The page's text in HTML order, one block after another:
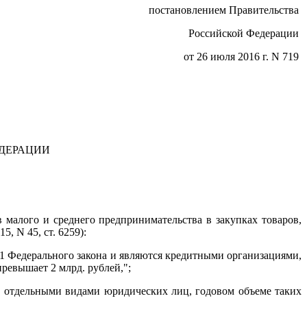
постановлением Правительства
Российской Федерации
от 26 июля 2016 г. N 719
и среднего предпринимательства в закупках товаров,
N 45, ст. 6259):
закона и являются кредитными организациями,
2 млрд. рублей,";
отдельными видами юридических лиц, годовом объеме таких